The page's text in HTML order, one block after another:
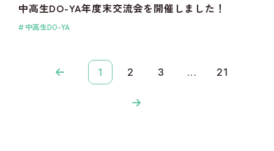
中高生DO-YA年度末交流会を開催しました！
中高生DO-YA
1 2 3 ... 21